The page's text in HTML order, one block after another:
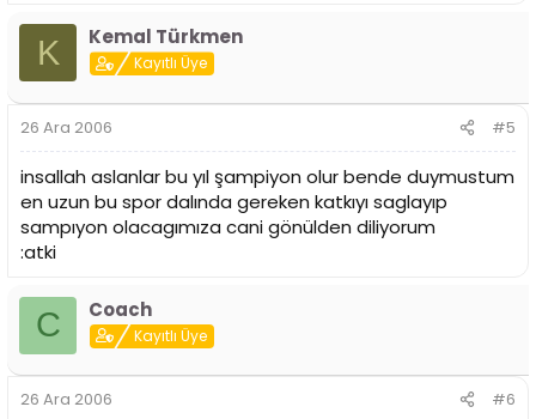
K Kemal Türkmen
Kayıtlı Üye
26 Ara 2006 #5
insallah aslanlar bu yıl şampiyon olur bende duymustum
en uzun bu spor dalında gereken katkıyı saglayıp
sampıyon olacagımıza cani gönülden diliyorum
:atki
C Coach
Kayıtlı Üye
26 Ara 2006 #6